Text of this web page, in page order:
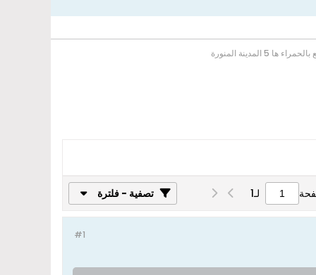
5 المدينة المنورة
لـ1 تصفية - فلترة
#1